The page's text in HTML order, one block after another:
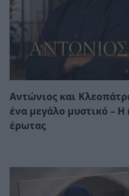
Αντώνιος και
ένα μεγάλο μυστικό – Η
έρωτας